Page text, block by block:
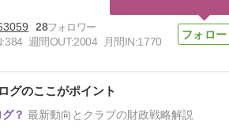
いマンチェスタ
ッド、現状の最大
28
384 週間OUT:2004 月間IN:1770
グのここがポイント
最新動向とクラブの財政戦略解説